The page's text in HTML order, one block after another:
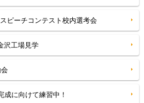
ピーチコンテスト校内選考会
工場見学
に向けて練習中！